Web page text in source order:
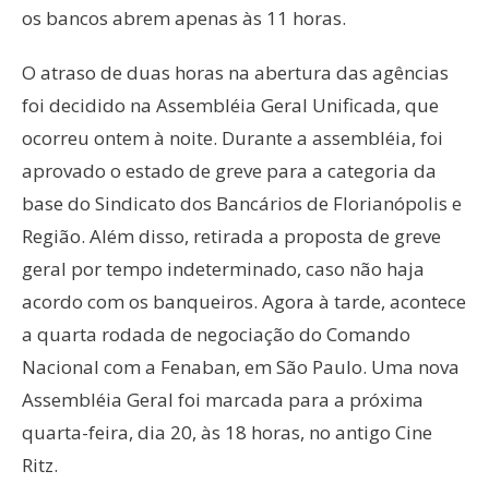
os bancos abrem apenas às 11 horas.
O atraso de duas horas na abertura das agências
foi decidido na Assembléia Geral Unificada, que
ocorreu ontem à noite. Durante a assembléia, foi
aprovado o estado de greve para a categoria da
base do Sindicato dos Bancários de Florianópolis e
Região. Além disso, retirada a proposta de greve
geral por tempo indeterminado, caso não haja
acordo com os banqueiros. Agora à tarde, acontece
a quarta rodada de negociação do Comando
Nacional com a Fenaban, em São Paulo. Uma nova
Assembléia Geral foi marcada para a próxima
quarta-feira, dia 20, às 18 horas, no antigo Cine
Ritz.